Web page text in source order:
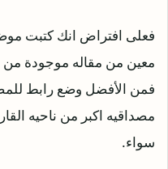
فعلى افتراض انك كتبت
معين من مقاله موجودة من
فمن الأفضل وضع رابط
مصداقيه اكبر من ناحيه
سواء.